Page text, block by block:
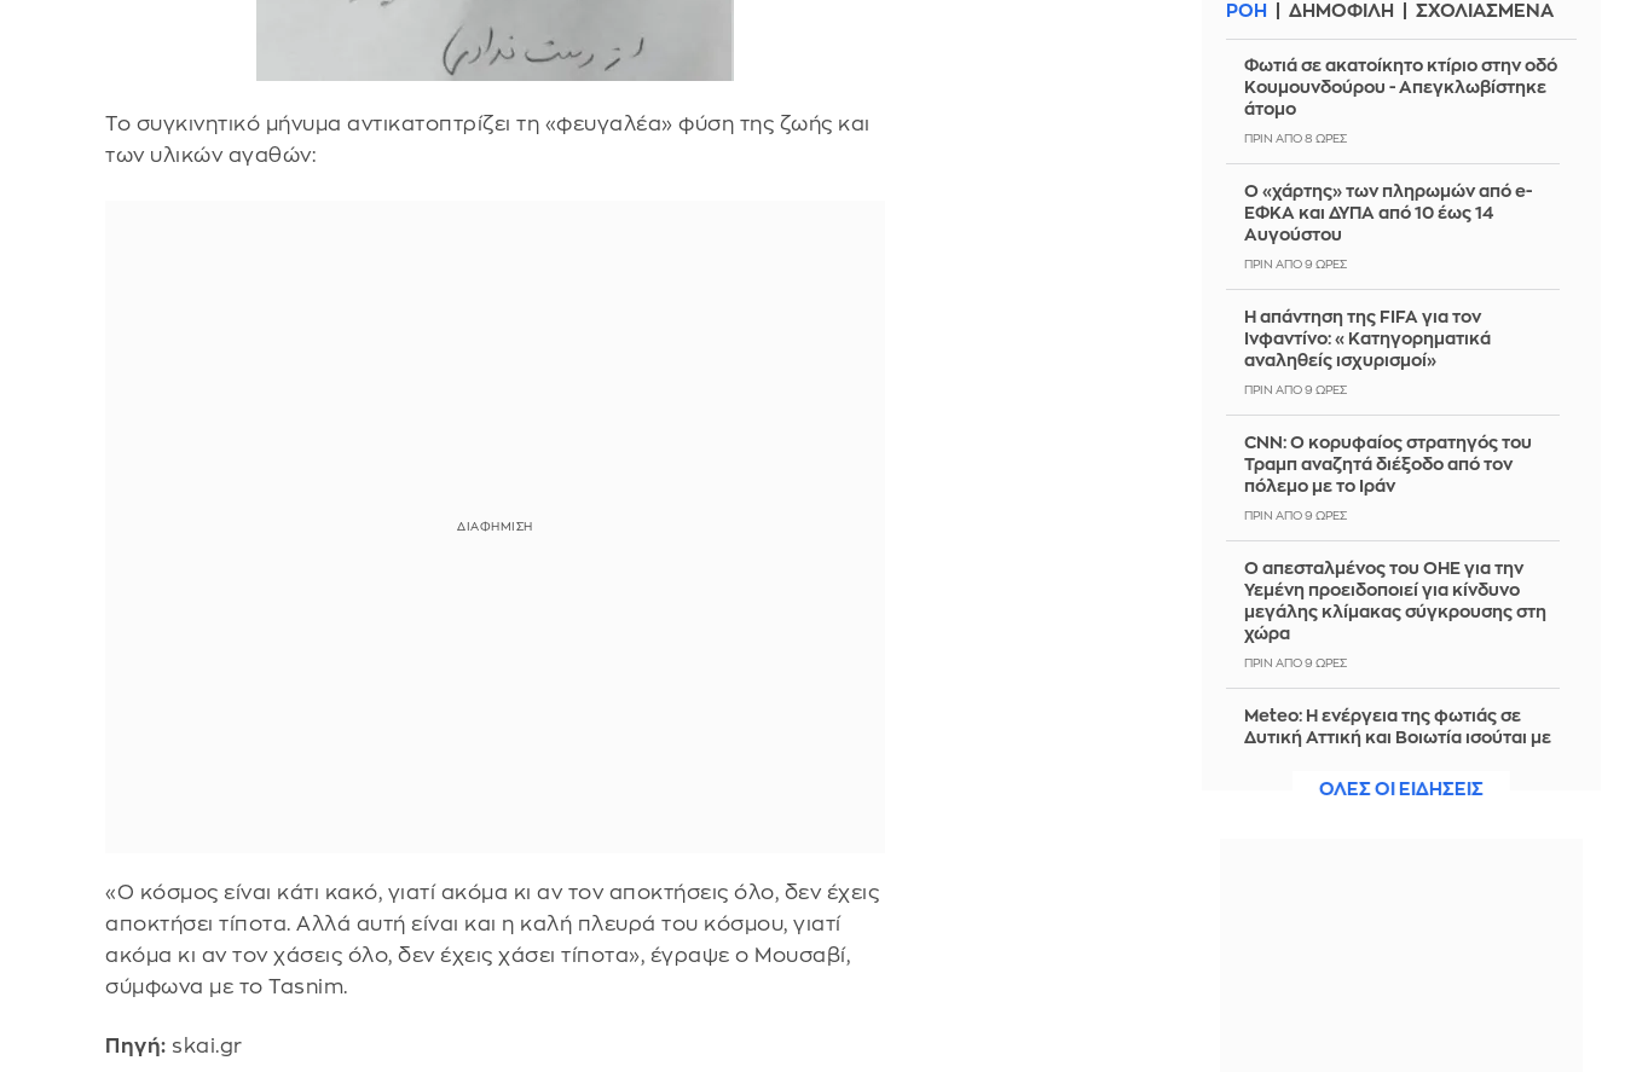
Το συγκινητικό μήνυμα αντικατοπτρίζει τη «φευγαλέα» φύση της ζωής και
των υλικών αγαθών:
«Ο κόσμος είναι κάτι κακό, γιατί ακόμα κι αν τον αποκτήσεις όλο, δεν έχεις
αποκτήσει τίποτα. Αλλά αυτή είναι και η καλή πλευρά του κόσμου, γιατί
ακόμα κι αν τον χάσεις όλο, δεν έχεις χάσει τίποτα», έγραψε ο Μουσαβί,
σύμφωνα με το Tasnim.
Πηγή: skai.gr
ΡΟΗ ΔΗΜΟΦΙΛΗ ΣΧΟΛΙΑΣΜΕΝΑ
Φωτιά σε ακατοίκητο κτίριο στην οδό
Κουμουνδούρου - Απεγκλωβίστηκε
άτομο
ΠΡΙΝ ΑΠΌ 8 ΏΡΕΣ
Ο «χάρτης» των πληρωμών από e-
ΕΦΚΑ και ΔΥΠΑ από 10 έως 14
Αυγούστου
ΠΡΙΝ ΑΠΌ 9 ΏΡΕΣ
Η απάντηση της FIFA για τον
Ινφαντίνο: «Κατηγορηματικά
αναληθείς ισχυρισμοί»
ΠΡΙΝ ΑΠΌ 9 ΏΡΕΣ
CNN: Ο κορυφαίος στρατηγός του
Τραμπ αναζητά διέξοδο από τον
πόλεμο με το Ιράν
ΠΡΙΝ ΑΠΌ 9 ΏΡΕΣ
Ο απεσταλμένος του ΟΗΕ για την
Υεμένη προειδοποιεί για κίνδυνο
μεγάλης κλίμακας σύγκρουσης στη
χώρα
ΠΡΙΝ ΑΠΌ 9 ΏΡΕΣ
Meteo: Η ενέργεια της φωτιάς σε
Δυτική Αττική και Βοιωτία ισούται με
στρέμματαΟΛΕΣ ΟΙ ΕΙΔΗΣΕΙΣ